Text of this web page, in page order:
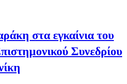
στα εγκαίνια του
Συνεδρίου